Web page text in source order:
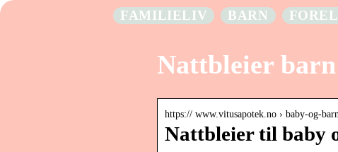
FAMILIELIV BARN
Nattbleier barn
https:// www.vitusapotek.no › baby-og-
Nattbleier til baby